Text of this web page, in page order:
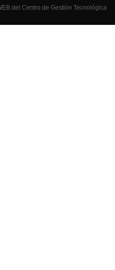
del Centro de Gestión Tecnológica